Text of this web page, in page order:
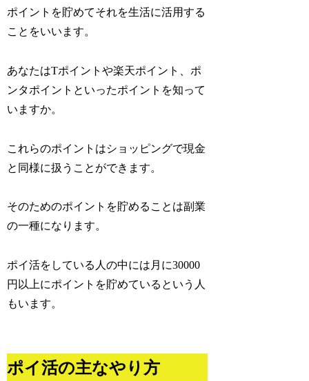
ポイントを貯めてそれを生活に活用する
ことをいいます。
あなたはTポイントや楽天ポイント、ポ
ンタポイントといったポイントを知って
いますか。
これらのポイントはショッピングで現金
と同様に扱うことができます。
そのためのポイントを貯めることは副業
の一種になります。
ポイ活をしている人の中には月に30000
円以上にポイントを貯めているという人
もいます。
ポイ活の主なやり方